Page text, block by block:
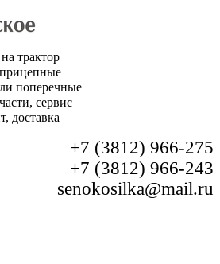
трактор
поперечные
сервис
доставка
+7 (3812) 966-275
+7 (3812) 966-243
senokosilka@mail.ru